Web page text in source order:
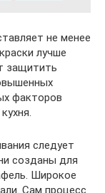
не менее
лучше
защитить
факторов
следует
созданы для
Широкое
Сам процесс